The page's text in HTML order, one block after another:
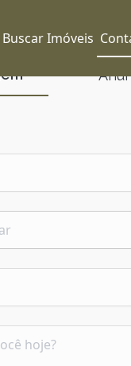
Buscar Imóveis